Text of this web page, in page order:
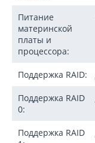
Питание
материнской
платы и
процессора:
Поддержка RAID:
Поддержка RAID
0:
Поддержка RAID